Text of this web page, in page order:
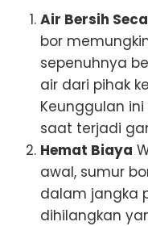
Air Bersih
bor
sepenuhnya
air dari pihak
Keunggulan
saat terjadi
Hemat Biaya
awal, sumur
dalam jangka
dihilangkan